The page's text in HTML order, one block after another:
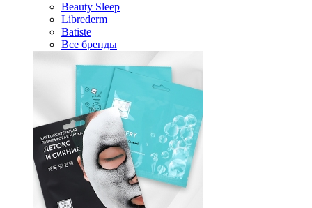
Beauty Sleep
Librederm
Batiste
Все бренды